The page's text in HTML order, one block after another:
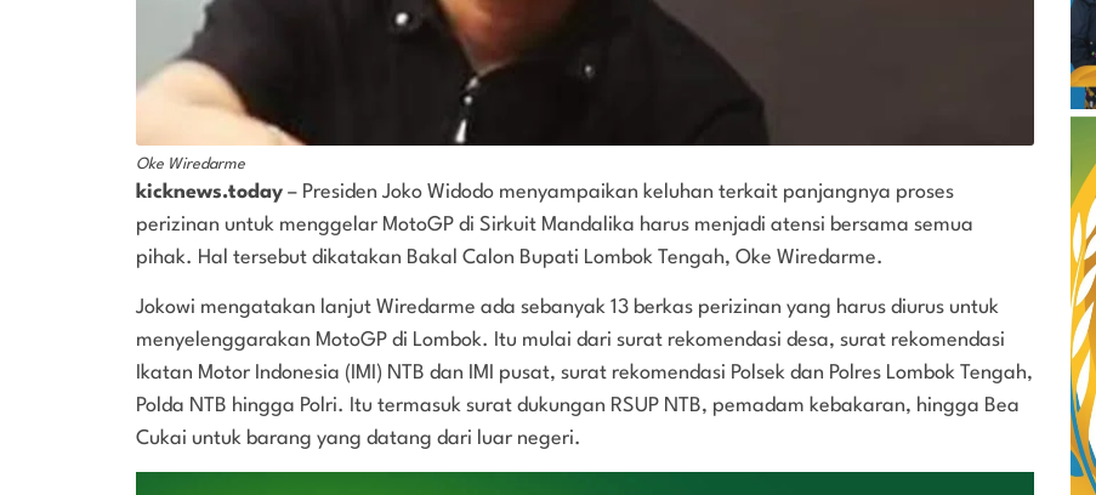
Oke Wiredarme
kicknews.today – Presiden Joko Widodo menyampaikan keluhan terkait panjangnya proses
perizinan untuk menggelar MotoGP di Sirkuit Mandalika harus menjadi atensi bersama semua
pihak. Hal tersebut dikatakan Bakal Calon Bupati Lombok Tengah, Oke Wiredarme.
Jokowi mengatakan lanjut Wiredarme ada sebanyak 13 berkas perizinan yang harus diurus untuk
menyelenggarakan MotoGP di Lombok. Itu mulai dari surat rekomendasi desa, surat rekomendasi
Ikatan Motor Indonesia (IMI) NTB dan IMI pusat, surat rekomendasi Polsek dan Polres Lombok Tengah,
Polda NTB hingga Polri. Itu termasuk surat dukungan RSUP NTB, pemadam kebakaran, hingga Bea
Cukai untuk barang yang datang dari luar negeri.